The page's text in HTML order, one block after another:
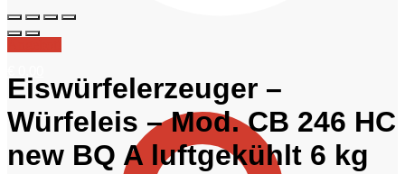
Eiswürfelerzeuger –
Würfeleis – Mod. CB 246 HC
new BQ A luftgekühlt 6 kg